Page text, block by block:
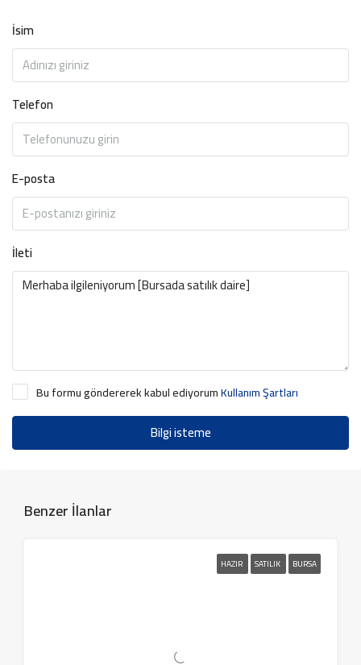
İsim
Telefon
E-posta
İleti
Bu formu göndererek kabul ediyorumKullanım Şartları
Bilgi isteme
Benzer İlanlar
HAZIR SATILIK BURSA